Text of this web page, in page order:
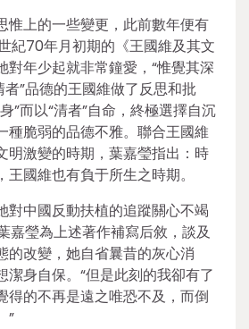
惟上的一些變更，此前數年便有
紀70年月初期的《王國維及其文
對年少起就非常鐘愛，“惟覺其深
者”品德的王國維做了反思和批
”而以“清者”自命，終極選擇自沉
種脆弱的品德不雅。聯合王國維
明激變的時期，葉嘉瑩指出：時
國維也有負于所生之時期。
對中國反動扶植的追蹤關心不竭
嘉瑩為上述著作補寫后敘，談及
的改變，她自省曩昔的灰心消
潔身自保。“但是此刻的我卻有了
得的不再是遠之唯恐不及，而倒
”